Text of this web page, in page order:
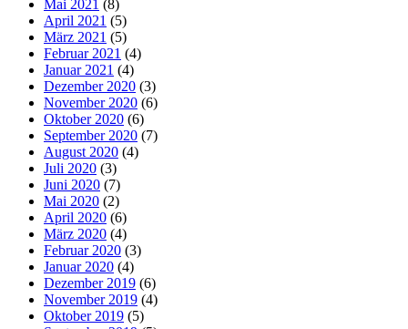
Mai 2021 (8)
April 2021 (5)
März 2021 (5)
Februar 2021 (4)
Januar 2021 (4)
Dezember 2020 (3)
November 2020 (6)
Oktober 2020 (6)
September 2020 (7)
August 2020 (4)
Juli 2020 (3)
Juni 2020 (7)
Mai 2020 (2)
April 2020 (6)
März 2020 (4)
Februar 2020 (3)
Januar 2020 (4)
Dezember 2019 (6)
November 2019 (4)
Oktober 2019 (5)